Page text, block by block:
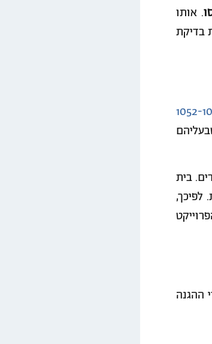
. אותו
בדיקת
בית
לפיכך,
ההגנה